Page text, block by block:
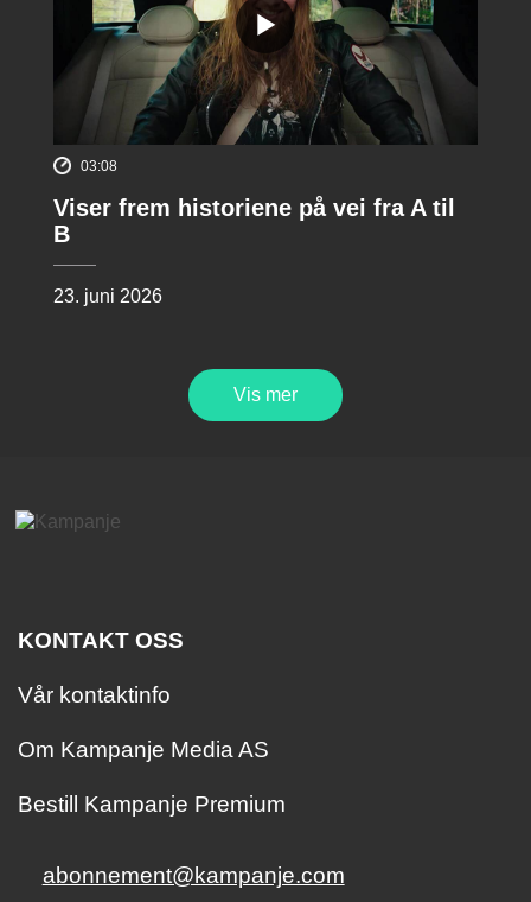
03:08
Viser frem historiene på vei fra A til
B
23. juni 2026
Vis mer
KONTAKT OSS
Vår kontaktinfo
Om Kampanje Media AS
Bestill Kampanje Premium
abonnement@kampanje.com